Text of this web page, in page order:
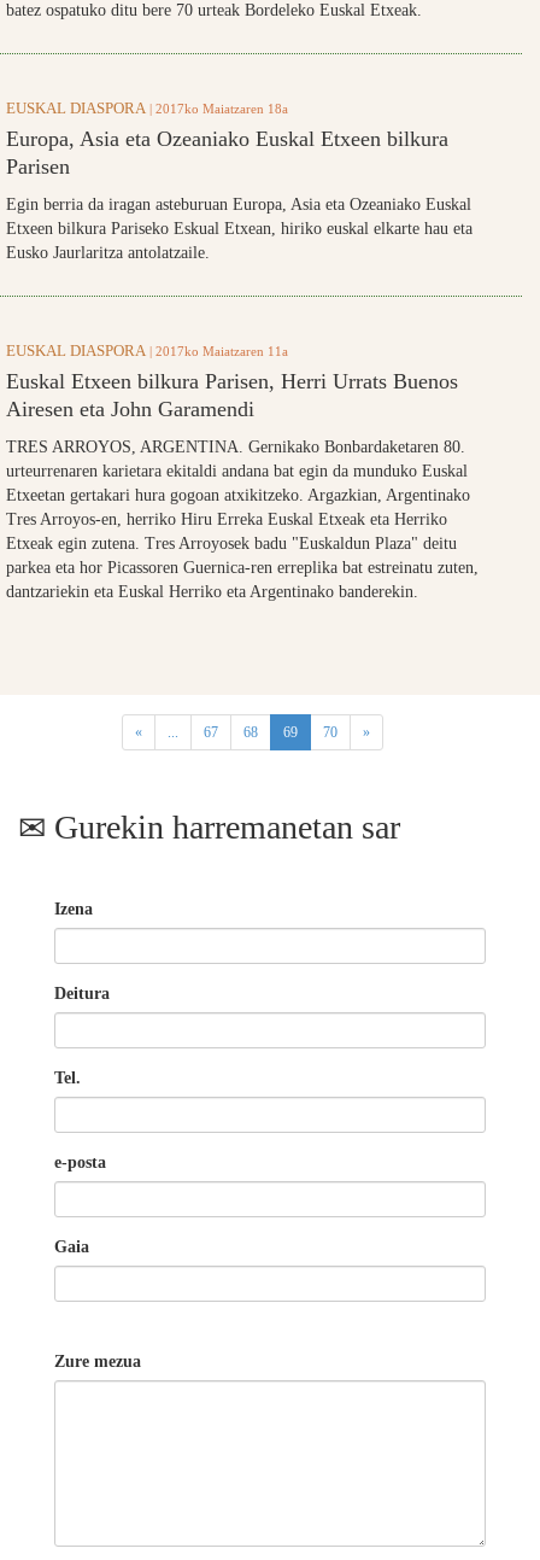
batez ospatuko ditu bere 70 urteak Bordeleko Euskal Etxeak.
EUSKAL DIASPORA | 2017ko Maiatzaren 18a
Europa, Asia eta Ozeaniako Euskal Etxeen bilkura
Parisen
Egin berria da iragan asteburuan Europa, Asia eta Ozeaniako Euskal
Etxeen bilkura Pariseko Eskual Etxean, hiriko euskal elkarte hau eta
Eusko Jaurlaritza antolatzaile.
EUSKAL DIASPORA | 2017ko Maiatzaren 11a
Euskal Etxeen bilkura Parisen, Herri Urrats Buenos
Airesen eta John Garamendi
TRES ARROYOS, ARGENTINA. Gernikako Bonbardaketaren 80.
urteurrenaren karietara ekitaldi andana bat egin da munduko Euskal
Etxeetan gertakari hura gogoan atxikitzeko. Argazkian, Argentinako
Tres Arroyos-en, herriko Hiru Erreka Euskal Etxeak eta Herriko
Etxeak egin zutena. Tres Arroyosek badu "Euskaldun Plaza" deitu
parkea eta hor Picassoren Guernica-ren erreplika bat estreinatu zuten,
dantzariekin eta Euskal Herriko eta Argentinako banderekin.
« ... 67 68 69(current)
70 »
Gurekin harremanetan sar
Izena
Deitura
Tel.
e-posta
Gaia
Zure mezua